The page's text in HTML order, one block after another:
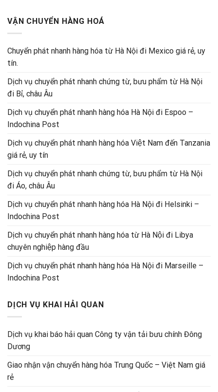
VẬN CHUYỂN HÀNG HOÁ
Chuyển phát nhanh hàng hóa từ Hà Nội đi Mexico giá rẻ, uy
tín.
Dịch vụ chuyển phát nhanh chứng từ, bưu phẩm từ Hà Nội
đi Bỉ, châu Âu
Dịch vụ chuyển phát nhanh hàng hóa Hà Nội đi Espoo –
Indochina Post
Dịch vụ chuyển phát nhanh hàng hóa Việt Nam đến Tanzania
giá rẻ, uy tín
Dịch vụ chuyển phát nhanh chứng từ, bưu phẩm từ Hà Nội
đi Áo, châu Âu
Dịch vụ chuyển phát nhanh hàng hóa Hà Nội đi Helsinki –
Indochina Post
Dịch vụ chuyển phát nhanh hàng hóa từ Hà Nội đi Libya
chuyên nghiệp hàng đầu
Dịch vụ chuyển phát nhanh hàng hóa Hà Nội đi Marseille –
Indochina Post
DỊCH VỤ KHAI HẢI QUAN
Dịch vụ khai báo hải quan Công ty vận tải bưu chính Đông
Dương
Giao nhận vận chuyển hàng hóa Trung Quốc – Việt Nam giá
rẻ